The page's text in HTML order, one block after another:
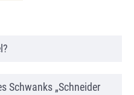
Hauptfigur eines
Schwanks „Schneider